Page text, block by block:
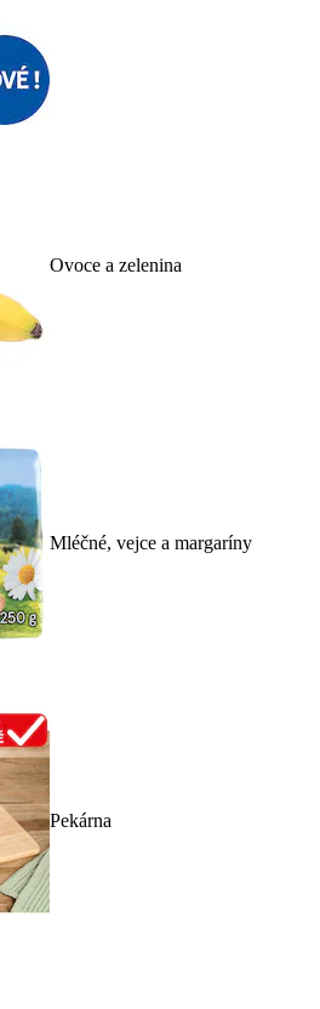
Ovoce a zelenina
Mléčné, vejce a margaríny
Pekárna